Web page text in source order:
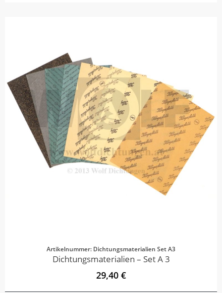
Artikelnummer: Dichtungsmaterialien Set A3
Dichtungsmaterialien – Set A 3
29,40 €